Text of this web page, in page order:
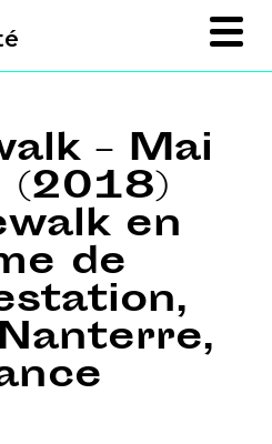
– Mai
en
de